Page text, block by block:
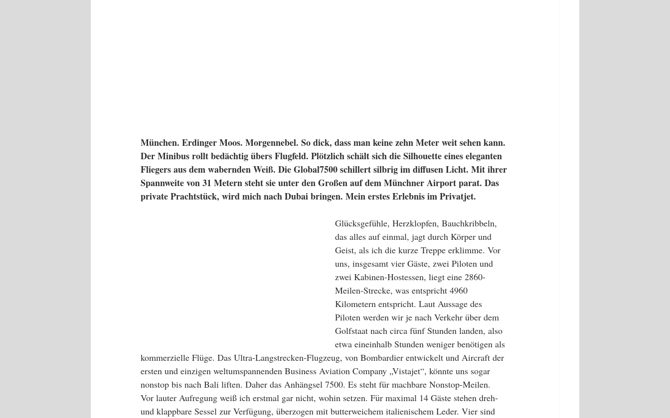
München. Erdinger Moos. Morgennebel. So dick, dass man keine zehn Meter weit sehen kann.
Der Minibus rollt bedächtig übers Flugfeld. Plötzlich schält sich die Silhouette eines eleganten
Fliegers aus dem wabernden Weiß. Die Global7500 schillert silbrig im diffusen Licht. Mit ihrer
Spannweite von 31 Metern steht sie unter den Großen auf dem Münchner Airport parat. Das
private Prachtstück, wird mich nach Dubai bringen. Mein erstes Erlebnis im Privatjet.
Glücksgefühle, Herzklopfen, Bauchkribbeln,
das alles auf einmal, jagt durch Körper und
Geist, als ich die kurze Treppe erklimme. Vor
uns, insgesamt vier Gäste, zwei Piloten und
zwei Kabinen-Hostessen, liegt eine 2860-
Meilen-Strecke, was entspricht 4960
Kilometern entspricht. Laut Aussage des
Piloten werden wir je nach Verkehr über dem
Golfstaat nach circa fünf Stunden landen, also
etwa eineinhalb Stunden weniger benötigen als
kommerzielle Flüge. Das Ultra-Langstrecken-Flugzeug, von Bombardier entwickelt und Aircraft der
ersten und einzigen weltumspannenden Business Aviation Company „Vistajet“, könnte uns sogar
nonstop bis nach Bali liften. Daher das Anhängsel 7500. Es steht für machbare Nonstop-Meilen.
Vor lauter Aufregung weiß ich erstmal gar nicht, wohin setzen. Für maximal 14 Gäste stehen dreh-
und klappbare Sessel zur Verfügung, überzogen mit butterweichem italienischem Leder. Vier sind